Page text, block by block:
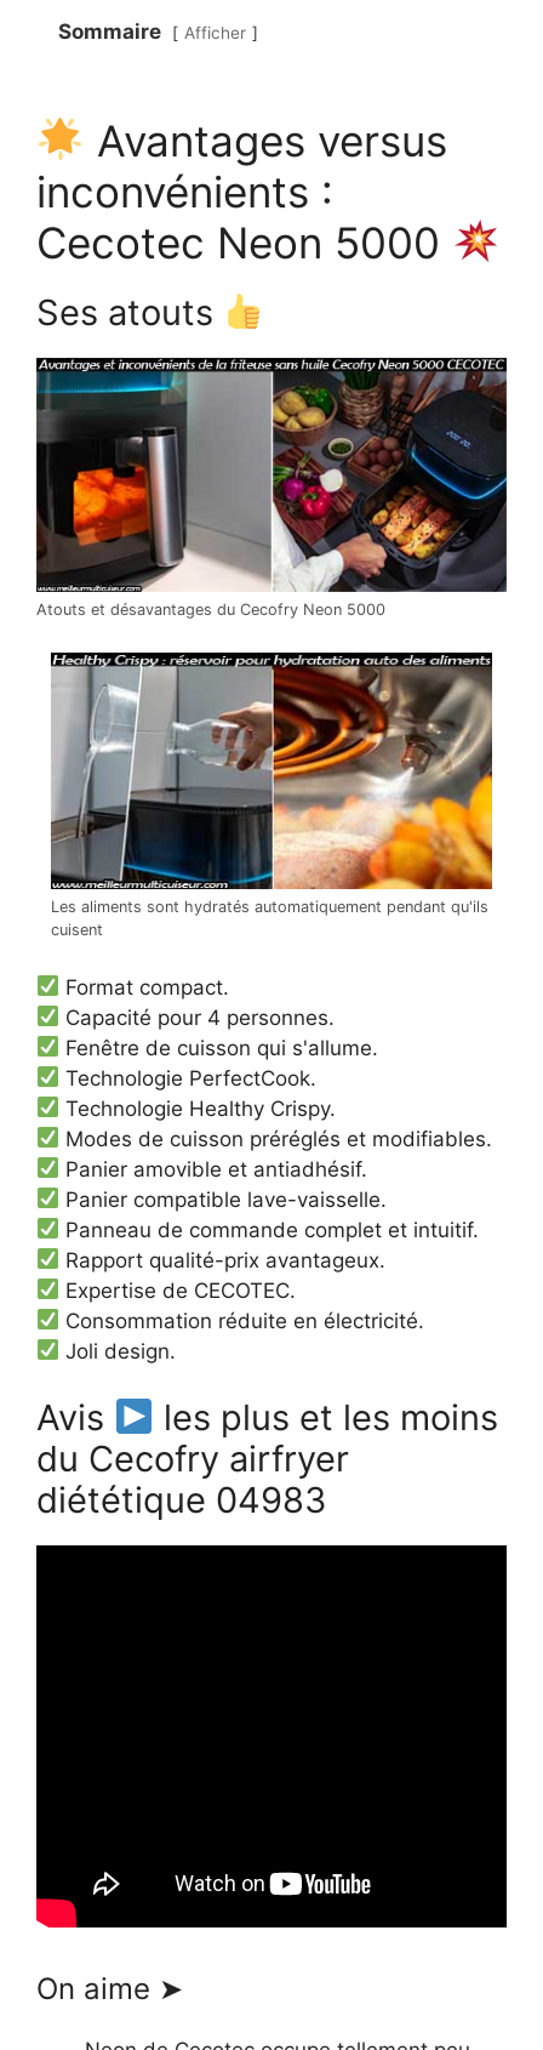
Sommaire Afficher
Avantages versus
inconvénients :
Cecotec Neon 5000
Ses atouts
Atouts et désavantages du Cecofry Neon 5000
Les aliments sont hydratés automatiquement pendant qu'ils
cuisent
Format compact.
Capacité pour 4 personnes.
Fenêtre de cuisson qui s'allume.
Technologie PerfectCook.
Technologie Healthy Crispy.
Modes de cuisson préréglés et modifiables.
Panier amovible et antiadhésif.
Panier compatible lave-vaisselle.
Panneau de commande complet et intuitif.
Rapport qualité-prix avantageux.
Expertise de CECOTEC.
Consommation réduite en électricité.
Joli design.
Avis
les plus et les moins
du Cecofry airfryer
diététique 04983
On aime ➤